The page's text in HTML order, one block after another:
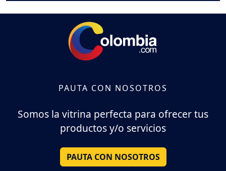
PAUTA CON NOSOTROS
Somos la vitrina perfecta para ofrecer tus
productos y/o servicios
PAUTA CON NOSOTROS